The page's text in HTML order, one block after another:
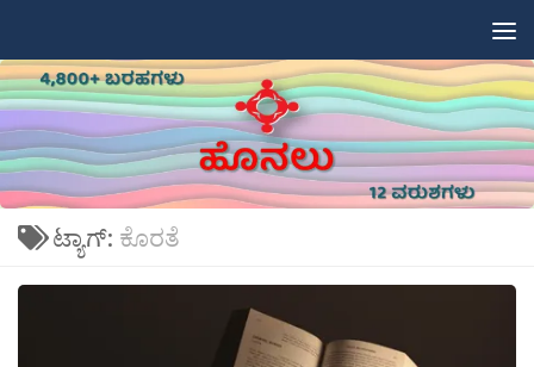
ಟ್ಯಾಗ್: ಕೊರತೆ